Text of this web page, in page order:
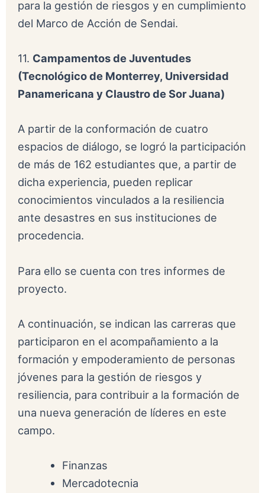
para la gestión de riesgos y en cumplimiento
del Marco de Acción de Sendai.
11. Campamentos de Juventudes
(Tecnológico de Monterrey, Universidad
Panamericana y Claustro de Sor Juana)
A partir de la conformación de cuatro
espacios de diálogo, se logró la participación
de más de 162 estudiantes que, a partir de
dicha experiencia, pueden replicar
conocimientos vinculados a la resiliencia
ante desastres en sus instituciones de
procedencia.
Para ello se cuenta con tres informes de
proyecto.
A continuación, se indican las carreras que
participaron en el acompañamiento a la
formación y empoderamiento de personas
jóvenes para la gestión de riesgos y
resiliencia, para contribuir a la formación de
una nueva generación de líderes en este
campo.
Finanzas
Mercadotecnia